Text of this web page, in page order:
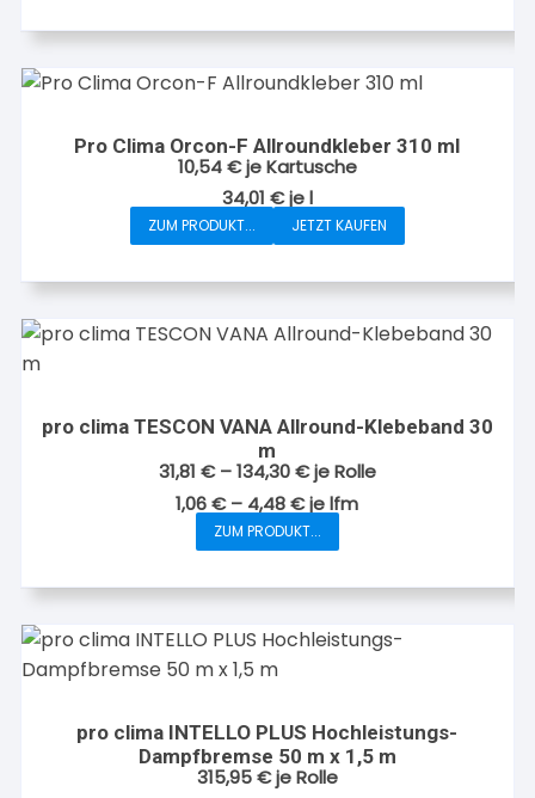
Pro Clima Orcon-F Allroundkleber 310 ml
10,54€je Kartusche
34,01 €jel
ZUM PRODUKT... JETZT KAUFEN
pro clima TESCON VANA Allround-Klebeband 30
m
31,81 €–134,30€je Rolle
1,06€– 4,48€jelfm
ZUM PRODUKT...
Dieses
weist
mehrere
Optionen
können
pro clima INTELLO PLUS Hochleistungs-
Dampfbremse 50 m x 1,5 m
315,95€je Rolle